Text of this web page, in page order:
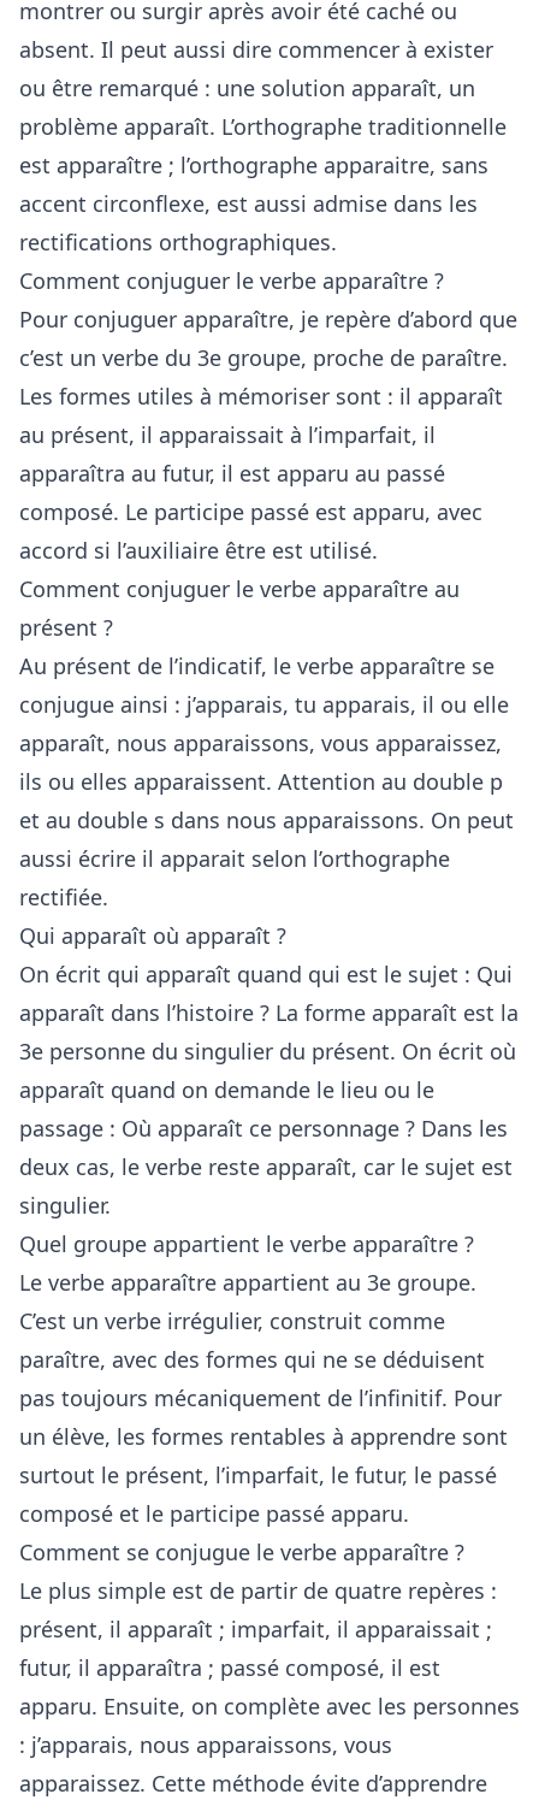
montrer ou surgir après avoir été caché ou
absent. Il peut aussi dire commencer à exister
ou être remarqué : une solution apparaît, un
problème apparaît. L’orthographe traditionnelle
est apparaître ; l’orthographe apparaitre, sans
accent circonflexe, est aussi admise dans les
rectifications orthographiques.
Comment conjuguer le verbe apparaître ?
Pour conjuguer apparaître, je repère d’abord que
c’est un verbe du 3e groupe, proche de paraître.
Les formes utiles à mémoriser sont : il apparaît
au présent, il apparaissait à l’imparfait, il
apparaîtra au futur, il est apparu au passé
composé. Le participe passé est apparu, avec
accord si l’auxiliaire être est utilisé.
Comment conjuguer le verbe apparaître au
présent ?
Au présent de l’indicatif, le verbe apparaître se
conjugue ainsi : j’apparais, tu apparais, il ou elle
apparaît, nous apparaissons, vous apparaissez,
ils ou elles apparaissent. Attention au double p
et au double s dans nous apparaissons. On peut
aussi écrire il apparait selon l’orthographe
rectifiée.
Qui apparaît où apparaît ?
On écrit qui apparaît quand qui est le sujet : Qui
apparaît dans l’histoire ? La forme apparaît est la
3e personne du singulier du présent. On écrit où
apparaît quand on demande le lieu ou le
passage : Où apparaît ce personnage ? Dans les
deux cas, le verbe reste apparaît, car le sujet est
singulier.
Quel groupe appartient le verbe apparaître ?
Le verbe apparaître appartient au 3e groupe.
C’est un verbe irrégulier, construit comme
paraître, avec des formes qui ne se déduisent
pas toujours mécaniquement de l’infinitif. Pour
un élève, les formes rentables à apprendre sont
surtout le présent, l’imparfait, le futur, le passé
composé et le participe passé apparu.
Comment se conjugue le verbe apparaître ?
Le plus simple est de partir de quatre repères :
présent, il apparaît ; imparfait, il apparaissait ;
futur, il apparaîtra ; passé composé, il est
apparu. Ensuite, on complète avec les personnes
: j’apparais, nous apparaissons, vous
apparaissez. Cette méthode évite d’apprendre